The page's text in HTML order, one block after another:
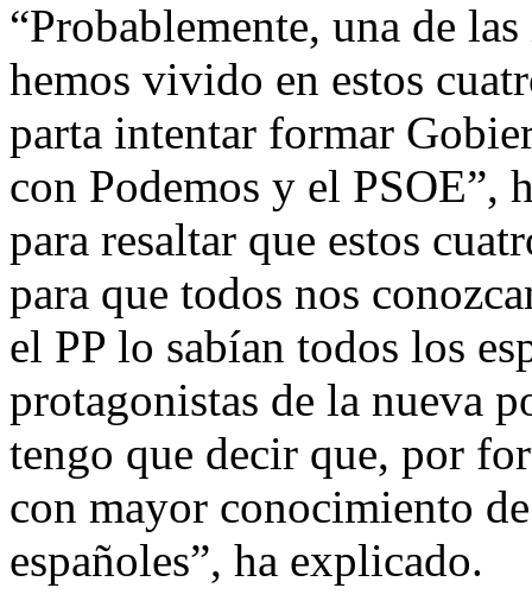
“Probablemente, una de
hemos vivido en estos
parta intentar formar
con Podemos y el PSOE”,
para resaltar que estos
para que todos nos
el PP lo sabían todos los
protagonistas de la nueva
tengo que decir que, por
con mayor conocimiento
españoles”, ha explicado.